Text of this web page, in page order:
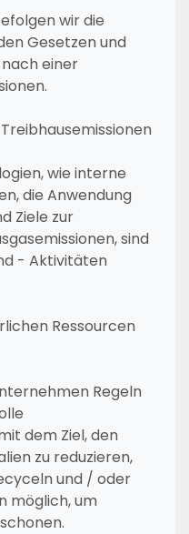
wir die
Gesetzen und
einer
wie interne
die Anwendung
Ziele zur
sind
- Aktivitäten
Ressourcen
Regeln
dem Ziel, den
zu reduzieren,
und / oder
möglich, um